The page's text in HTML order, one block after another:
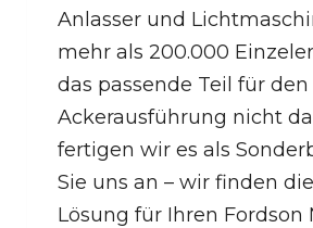
Anlasser und
mehr als 200.000
das passende Teil für den
Ackerausführung nicht
fertigen wir es als
Sie uns an – wir finden
Lösung für Ihren Fordson